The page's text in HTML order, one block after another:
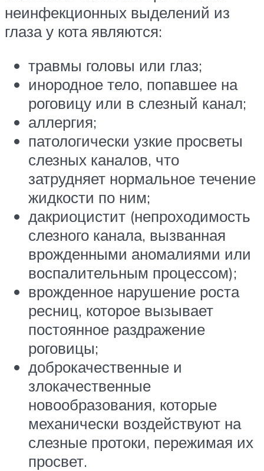
неинфекционных выделений из
глаза у кота являются:
травмы головы или глаз;
инородное тело, попавшее на
роговицу или в слезный канал;
аллергия;
патологически узкие просветы
слезных каналов, что
затрудняет нормальное течение
жидкости по ним;
дакриоцистит (непроходимость
слезного канала, вызванная
врожденными аномалиями или
воспалительным процессом);
врожденное нарушение роста
ресниц, которое вызывает
постоянное раздражение
роговицы;
доброкачественные и
злокачественные
новообразования, которые
механически воздействуют на
слезные протоки, пережимая их
просвет.